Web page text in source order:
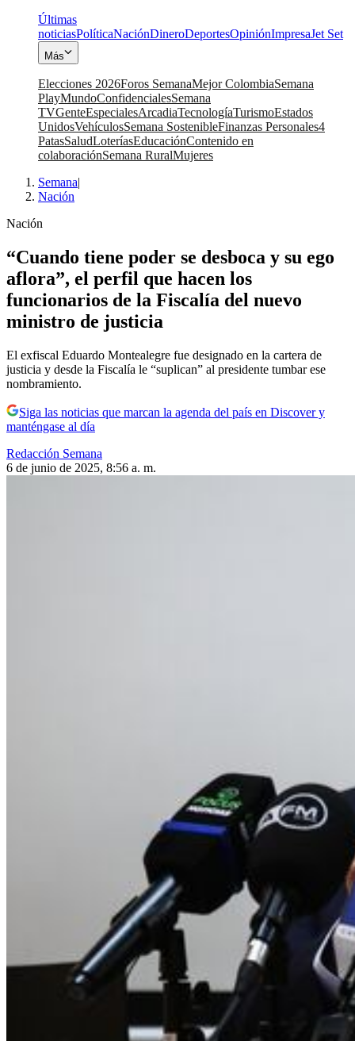
Últimas
noticiasPolíticaNaciónDineroDeportesOpiniónImpresaJet Set
Más
Elecciones 2026Foros SemanaMejor ColombiaSemana
PlayMundoConfidencialesSemana
TVGenteEspecialesArcadiaTecnologíaTurismoEstados
UnidosVehículosSemana SostenibleFinanzas Personales4
PatasSaludLoteríasEducaciónContenido en
colaboraciónSemana RuralMujeres
Semana|
Nación
Nación
“Cuando tiene poder se desboca y su ego
aflora”, el perfil que hacen los
funcionarios de la Fiscalía del nuevo
ministro de justicia
El exfiscal Eduardo Montealegre fue designado en la cartera de
justicia y desde la Fiscalía le “suplican” al presidente tumbar ese
nombramiento.
Siga las noticias que marcan la agenda del país en Discover y
manténgase al día
Redacción Semana
6 de junio de 2025, 8:56 a. m.